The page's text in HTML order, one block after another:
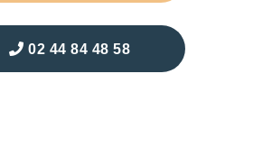
02 44 84 48 58